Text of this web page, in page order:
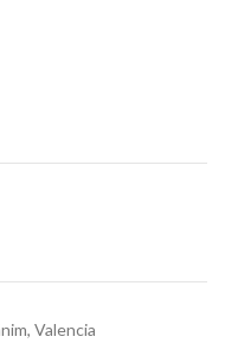
Valencia